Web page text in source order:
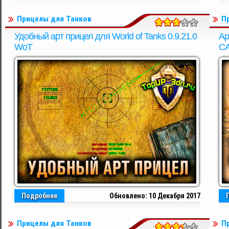
Прицелы для Танков
Удобный арт прицел для World of Tanks 0.9.21.0
WoT
Обновлено: 10 Декабря 2017
Подробнее
Прицелы для Танков